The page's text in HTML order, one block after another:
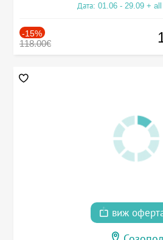
Дата: 01.06 - 29.09 +
-15%
118.00€
виж